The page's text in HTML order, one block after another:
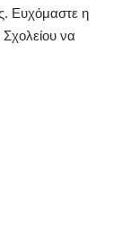
Ευχόμαστε η
να